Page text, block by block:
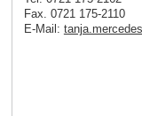
Fax. 0721 175-2110
E-Mail: